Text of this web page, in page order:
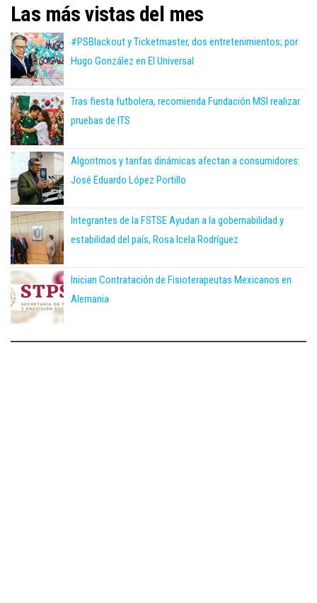
Las más vistas del mes
#PSBlackout y Ticketmaster, dos entretenimientos; por
Hugo González en El Universal
Tras fiesta futbolera, recomienda Fundación MSI realizar
pruebas de ITS
Algoritmos y tarifas dinámicas afectan a consumidores:
José Eduardo López Portillo
Integrantes de la FSTSE Ayudan a la gobernabilidad y
estabilidad del país, Rosa Icela Rodríguez
Inician Contratación de Fisioterapeutas Mexicanos en
Alemania